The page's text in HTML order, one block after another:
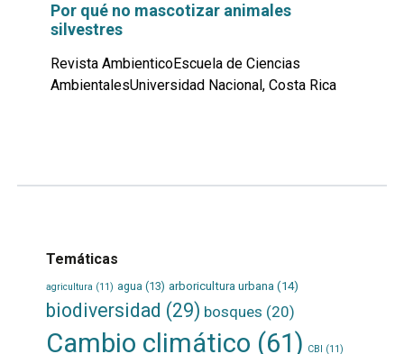
Por qué no mascotizar animales
silvestres
Revista AmbienticoEscuela de Ciencias
AmbientalesUniversidad Nacional, Costa Rica
Temáticas
agricultura (11) agua (13) arboricultura urbana (14)
biodiversidad (29) bosques (20)
Cambio climático (61) CBI (11)